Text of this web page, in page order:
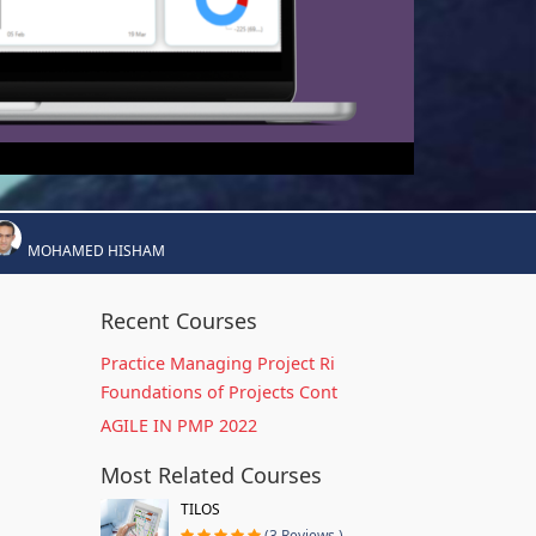
MOHAMED HISHAM
Recent Courses
Practice Managing Project Ri
Foundations of Projects Cont
AGILE IN PMP 2022
Most Related Courses
TILOS